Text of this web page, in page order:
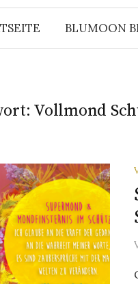
BLUMOON
Vollmond